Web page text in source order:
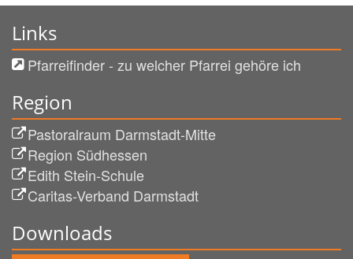
Links
Pfarreifinder - zu welcher Pfarrei gehöre ich
Region
Pastoralraum Darmstadt-Mitte
Region Südhessen
Edith Stein-Schule
Caritas-Verband Darmstadt
Downloads